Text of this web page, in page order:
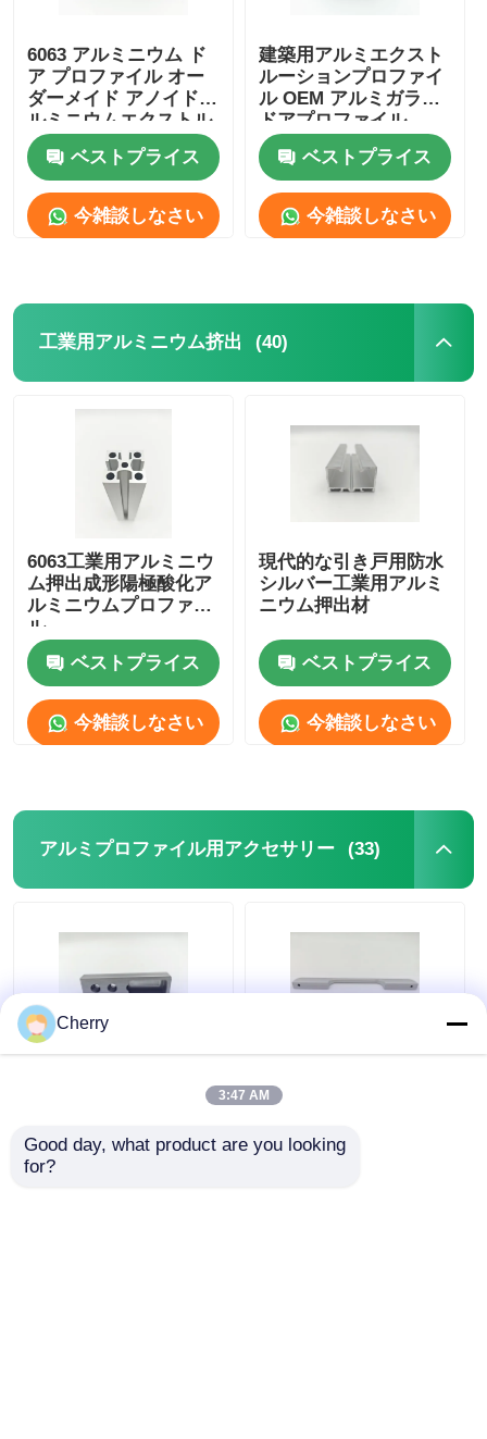
6063 アルミニウム ド
ア プロファイル オー
ダーメイド アノイドア
ルミニウムエクストル
ーション
ベストプライス
今雑談しなさい
建築用アルミエクスト
ルーションプロファイ
ル OEM アルミガラス
ドアプロファイル
ベストプライス
今雑談しなさい
工業用アルミニウム挤出 (40)
6063工業用アルミニウ
ム押出成形陽極酸化ア
ルミニウムプロファイ
ル
ベストプライス
今雑談しなさい
現代的な引き戸用防水
シルバー工業用アルミ
ニウム押出材
ベストプライス
今雑談しなさい
アルミプロファイル用アクセサリー (33)
リー 家具 寝室 クロー
出しCNC正方形アルミ
ニウムハンドル細長い
サイズハンドル
Cherry
3:47 AM
Good day, what product are you looking
for?